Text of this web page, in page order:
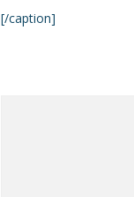
[/caption]